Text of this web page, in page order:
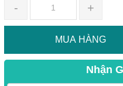
- +
MUA HÀNG
Nhận